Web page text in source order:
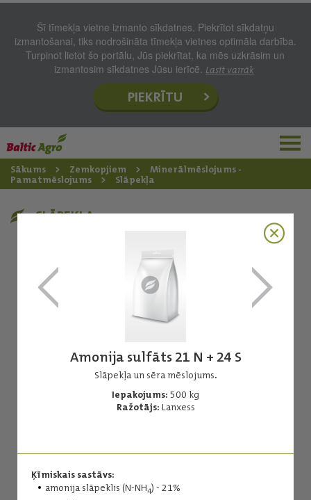
Šī tīmekļa vietne izmanto sīkdatnes. Piekrītot sīkdatņu
izmantošanai, tiks nodrošināta tīmekļa vietnes optimāla darbība.
Turpinot lietot šo portālu, Jūs piekrītat, ka mēs uzkrāsim un
izmantosim sīkdatnes Jūsu ierīcē. Lasīt vairāk
PIEKRĪTU
Sākums Zemkopjiem
Minerālmēslojums -
Pamatmēslojums
Slāpekļa
Amonija sulfāts 21 N + 24 S
Slāpekļa un sēra mēslojums.
Iepakojums: 500 kg
Ražotājs: Lanxess
Ķīmiskais sastāvs:
amonija slāpeklis (N-NH4) - 21%
SLĀPEKĻA
Amonija nitrāts